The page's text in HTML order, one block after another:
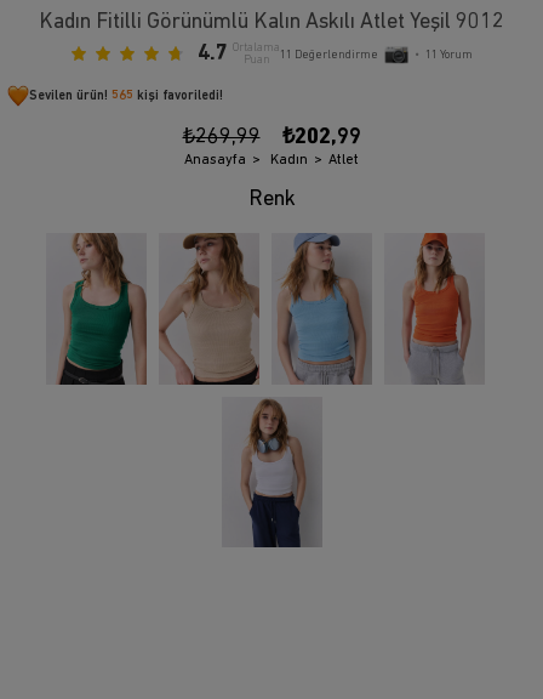
Kadın Fitilli Görünümlü Kalın Askılı Atlet Yeşil 9012
4.7 Ortalama
Puan
11 Değerlendirme • 11 Yorum
Sevilen ürün! 565 kişi favoriledi!
₺269,99 ₺202,99
Anasayfa Kadın Atlet